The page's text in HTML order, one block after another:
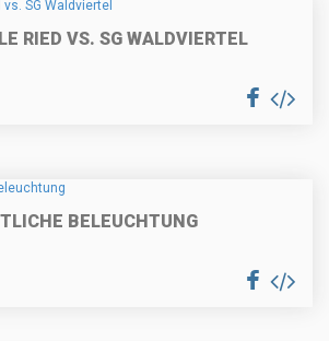
RIED VS. SG WALDVIERTEL
BELEUCHTUNG